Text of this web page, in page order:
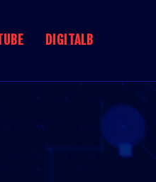
DIGITALB